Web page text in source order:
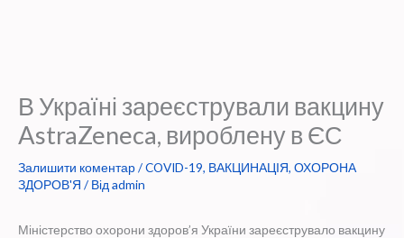
В Україні зареєстрували вакцину
AstraZeneca, вироблену в ЄС
Залишити коментар/COVID-19, ВАКЦИНАЦІЯ, ОХОРОНА
ЗДОРОВ'Я / Відadmin
Міністерство охорони здоров’я України зареєструвало вакцину